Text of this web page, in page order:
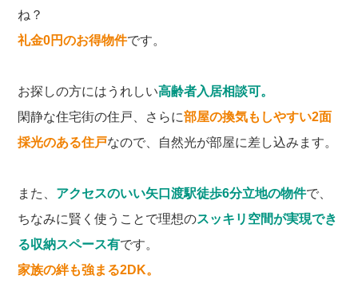
ね？
礼金0円のお得物件です。
お探しの方にはうれしい高齢者入居相談可。
閑静な住宅街の住戸、さらに部屋の換気もしやすい2面
採光のある住戸なので、自然光が部屋に差し込みます。
また、 アクセスのいい矢口渡駅徒歩6分立地の物件で、
ちなみに賢く使うことで理想のスッキリ空間が実現でき
る収納スペース有です。
家族の絆も強まる2DK。